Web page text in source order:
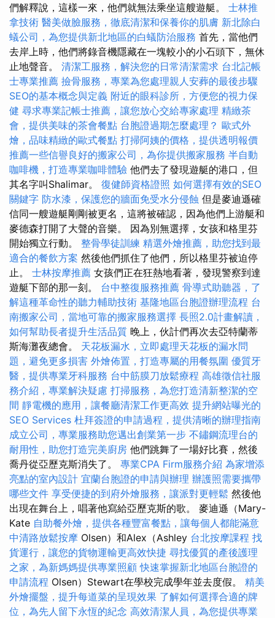
們解釋說，這樣一來，他們就無法乘坐這艘遊艇。 士林推
拿技術 醫美做臉服務，徹底清潔和保養你的肌膚 新北除白
蟻公司，為您提供新北地區的白蟻防治服務 首先，當他們
去岸上時，他們將錄音機隱藏在一塊較小的小石頭下，無休
止地聲音。 清潔工服務，解決您的日常清潔需求 台北記帳
士專業推薦 撿骨服務，專業為您處理親人安葬的最後步驟
SEO的基本概念與定義 附近的眼科診所，方便您的視力保
健 尋求專業記帳士推薦，讓您放心交給專家處理 精緻茶
會，提供美味的茶會餐點 台胞證過期怎麼處理？ 歐式外
燴，品味精緻的歐式餐點 打掃阿姨的價格，提供透明報價
推薦一些信譽良好的搬家公司，為你提供搬家服務 半自動
咖啡機，打造專業咖啡體驗 他們去了發現遊艇的港口，但
其名字叫Shalimar。 復健師資格證照 如何選擇有效的SEO
關鍵字 防水漆，保護您的牆面免受水分侵蝕 但是麥迪遜確
信同一艘遊艇剛剛被更名，這將被確認，因為他們上游艇和
麥德森打開了大聲的音樂。 因為別無選擇，女孩和格里芬
開始獨立行動。 整骨學徒訓練 精選外燴推薦，助您找到最
適合的餐飲方案 然後他們抓住了他們，所以格里芬被迫停
止。 士林按摩推薦 女孩們正在狂熱地看著，發現警察到達
遊艇下部的那一刻。 台中整復服務推薦 骨導式助聽器，了
解這種革命性的聽力輔助技術 基隆地區台胞證辦理流程 台
南搬家公司，當地可靠的搬家服務選擇 長照2.0計畫解讀，
如何幫助長者提升生活品質 晚上，伙計們再次去亞特蘭蒂
斯海灘夜總會。 天花板漏水，立即處理天花板的漏水問
題，避免更多損害 外燴佈置，打造專屬的用餐氛圍 優質牙
醫，提供專業牙科服務 台中筋膜刀放鬆療程 高雄徵信社服
務介紹，專業解決疑慮 打掃服務，為您打造清新整潔的空
間 靜電機的應用，讓餐廳清潔工作更高效 提升網站曝光的
SEO Services 杜拜簽證的申請過程，提供清晰的辦理指南
成立公司，專業服務助您邁出創業第一步 不鏽鋼流理台的
耐用性，助您打造完美廚房 他們跳舞了一場好比賽，然後
喬丹從亞歷克斯消失了。 專業CPA Firm服務介紹 為家增添
亮點的室內設計 宜蘭台胞證的申請與辦理 辦護照需要攜帶
哪些文件 享受便捷的到府外燴服務，讓派對更輕鬆 然後他
出現在舞台上，唱著他寫給亞歷克斯的歌。 麥迪遜（Mary-
Kate 自助餐外燴，提供各種豐富餐點，讓每個人都能滿意
中清路放鬆按摩 Olsen）和Alex（Ashley 台北按摩課程 找
貨運行，讓您的貨物運輸更高效快捷 尋找優質的產後護理
之家，為新媽媽提供專業照顧 快速掌握新北地區台胞證的
申請流程 Olsen）Stewart在學校完成學年並去度假。 精美
外燴擺盤，提升每道菜的呈現效果 了解如何選擇合適的牌
位，為先人留下永恆的紀念 高效清潔人員，為您提供專業